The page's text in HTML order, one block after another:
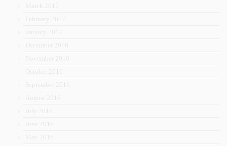
March 2017
February 2017
January 2017
December 2016
November 2016
October 2016
September 2016
August 2016
July 2016
June 2016
May 2016